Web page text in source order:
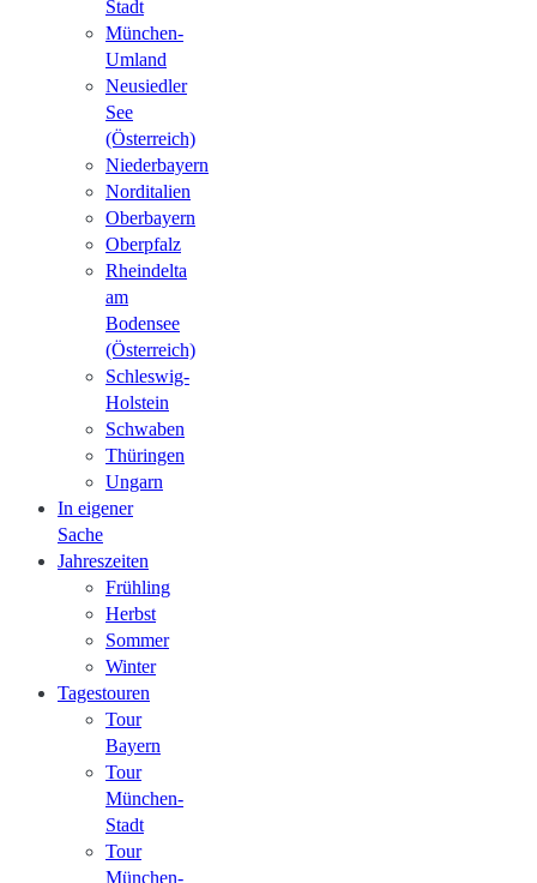
Stadt
München-
Umland
Neusiedler
See
(Österreich)
Niederbayern
Norditalien
Oberbayern
Oberpfalz
Rheindelta
am
Bodensee
(Österreich)
Schleswig-
Holstein
Schwaben
Thüringen
Ungarn
In eigener
Sache
Jahreszeiten
Frühling
Herbst
Sommer
Winter
Tagestouren
Tour
Bayern
Tour
München-
Stadt
Tour
München-